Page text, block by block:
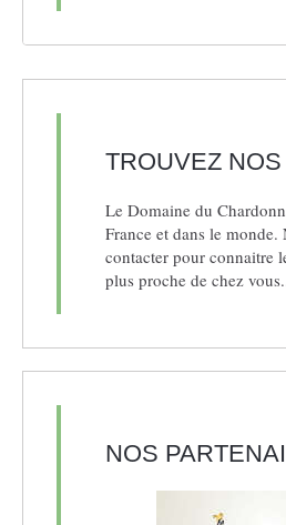
TROUVEZ
Le Domaine du
France et dans le monde.
contacter pour connaitre
plus proche de chez
NOS